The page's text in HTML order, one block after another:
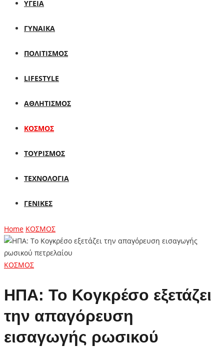
ΥΓΕΙΑ
ΓΥΝΑΙΚΑ
ΠΟΛΙΤΙΣΜΟΣ
LIFESTYLE
ΑΘΛΗΤΙΣΜΟΣ
ΚΟΣΜΟΣ
ΤΟΥΡΙΣΜΟΣ
ΤΕΧΝΟΛΟΓΙΑ
ΓΕΝΙΚΕΣ
Home ΚΟΣΜΟΣ
ΚΟΣΜΟΣ
ΗΠΑ: Το Κογκρέσο εξετάζει
την απαγόρευση
εισαγωγής ρωσικού